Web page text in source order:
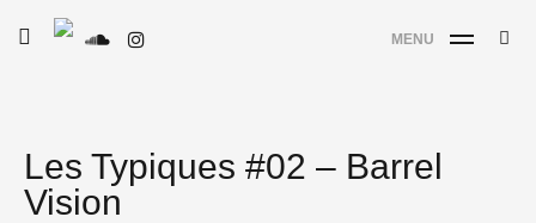
Skip
toggle
MENU
Les Typiques #02 – Barrel
Vision